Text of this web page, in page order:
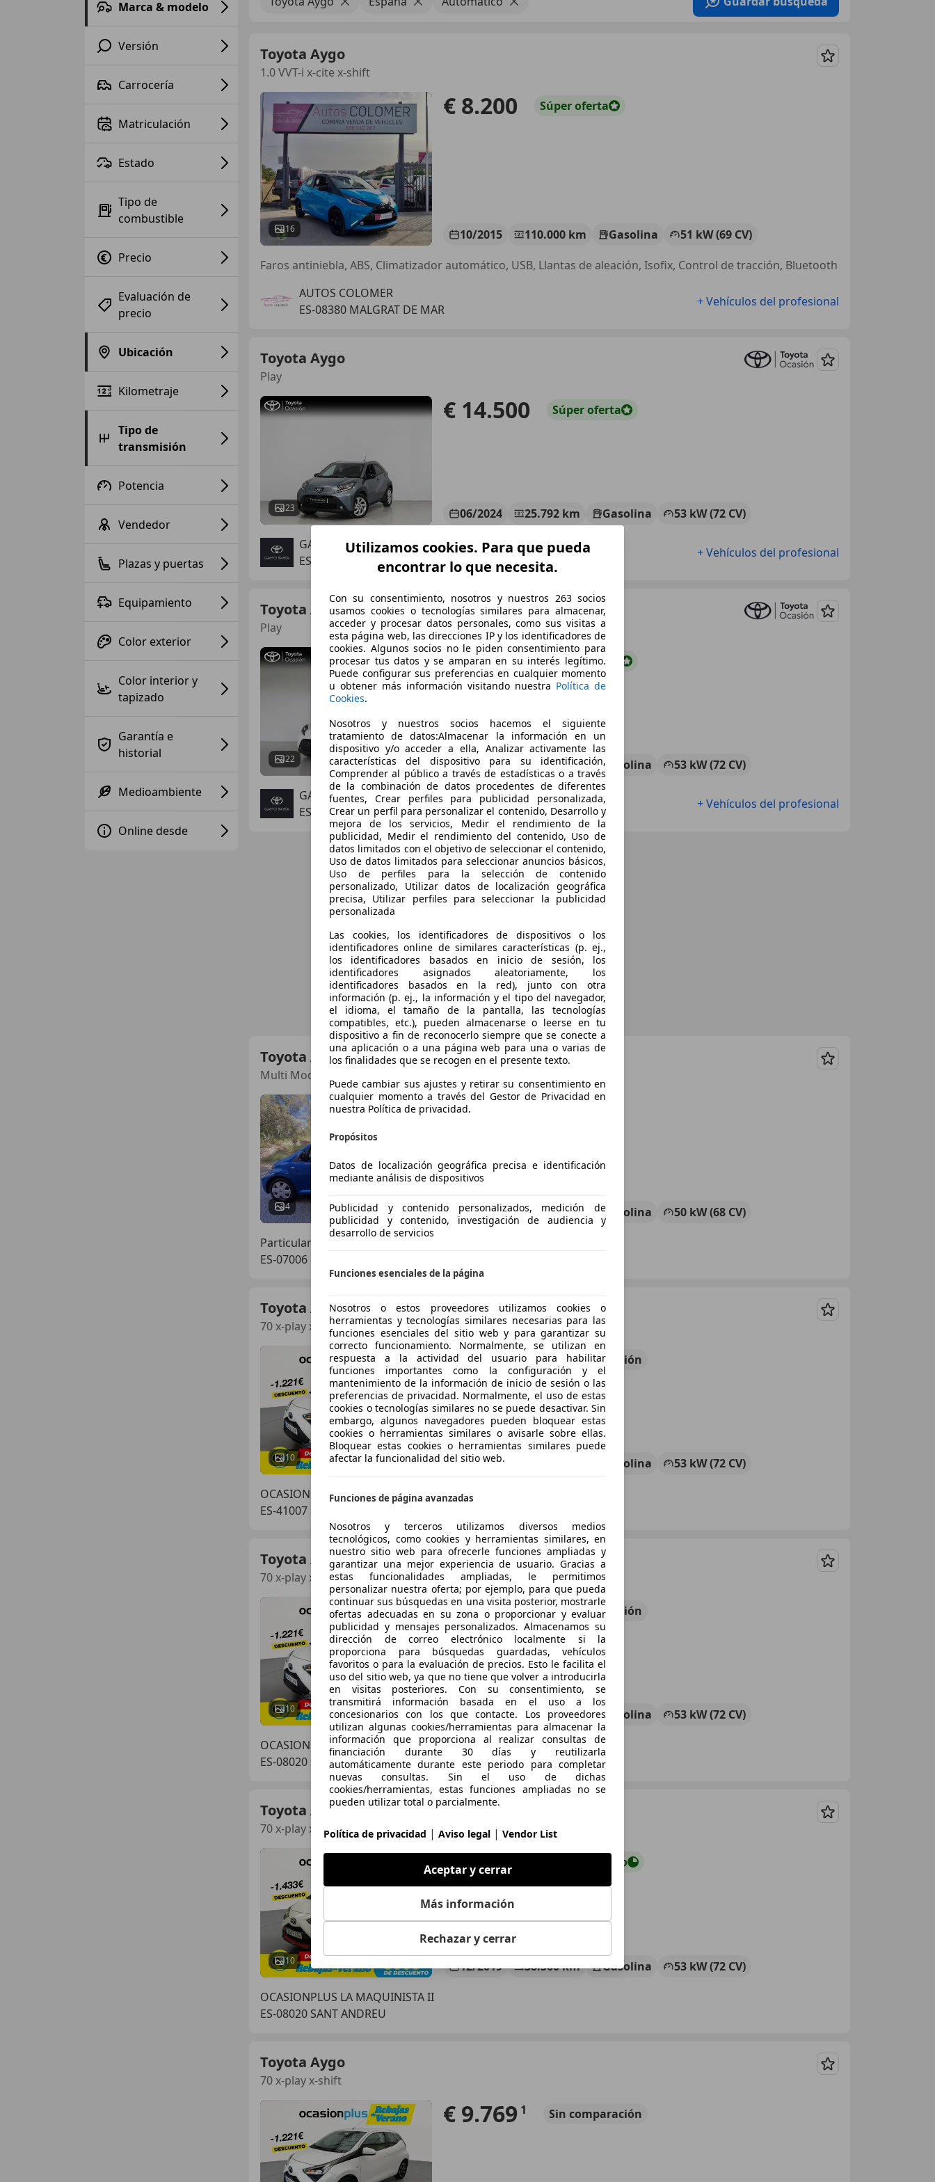
Marca & modelo
Versión
Carrocería
Matriculación
Estado
Tipo de
combustible
Precio
Evaluación de
precio
Ubicación
Kilometraje
Tipo de
transmisión
Potencia
Vendedor
Plazas y puertas
Equipamiento
Color exterior
Color interior y
tapizado
Garantía e
historial
Medioambiente
Online desde
Toyota Aygo
1.0 VVT-i x-cite x-shift
Guardar
16
€ 8.200 Súperoferta
10/2015 110.000 km Gasolina
51 kW (69 CV)
Faros antiniebla, ABS, Climatizador automático, USB, Llantas de aleación, Isofix, Control de tracción, Bluetooth
AUTOS COLOMER
ES-08380 MALGRAT DE MAR
+ Vehículos del profesional
Toyota Aygo
Play
Guardar
23
€ 14.500 Súperoferta
06/2024 25.792 km Gasolina
53 kW (72 CV)
GAMO BAHIA
ES-11510 PUERTO REAL
+ Vehículos del profesional
Toyota Aygo
Play
Guardar
22
€ 14.500 Súperoferta
06/2024 28.604 km Gasolina
53 kW (72 CV)
GAMO BAHIA
ES-11510 PUERTO REAL
+ Vehículos del profesional
Toyota Aygo
Multi Mode Edition
Guardar
4
€ 7.200
01/2011 65.000 km Gasolina
50 kW (68 CV)
Particular
ES-07006 Palma De Mallorca
Toyota Aygo
70 x-play x-shift
Guardar
10
€ 9.769 1 Sin comparación
06/2020 Gasolina
53 kW (72 CV)
OCASIONPLUS SEVILLA CENTRO II
ES-41007 Sevilla
Toyota Aygo
70 x-play x-shift
Guardar
10
€ 9.7691 Sin comparación
06/2020 61.292 km Gasolina
53 kW (72 CV)
OCASIONPLUS LA MAQUINISTA II
ES-08020 SANT ANDREU
Toyota Aygo
70 x-play x-shift
Guardar
10
€ 11.467 precio
12/2019 38.560 km Gasolina
53 kW (72 CV)
OCASIONPLUS LA MAQUINISTA II
ES-08020 SANT ANDREU
Toyota Aygo
70 x-play x-shift
Guardar
€ 9.769 1 Sin comparación
Utilizamos cookies. Para que pueda
encontrar lo que necesita.
Con su consentimiento, nosotros y nuestros 263 socios
usamos cookies o tecnologías similares para almacenar,
acceder y procesar datos personales, como sus visitas a
esta página web, las direcciones IP y los identificadores de
cookies. Algunos socios no le piden consentimiento para
procesar tus datos y se amparan en su interés legítimo.
Puede configurar sus preferencias en cualquier momento
u obtener más información visitando nuestra Política de
Cookies.
Nosotros y nuestros socios hacemos el siguiente
tratamiento de datos:Almacenar la información en un
dispositivo y/o acceder a ella, Analizar activamente las
características del dispositivo para su identificación,
Comprender al público a través de estadísticas o a través
de la combinación de datos procedentes de diferentes
fuentes, Crear perfiles para publicidad personalizada,
Crear un perfil para personalizar el contenido, Desarrollo y
mejora de los servicios, Medir el rendimiento de la
publicidad, Medir el rendimiento del contenido, Uso de
datos limitados con el objetivo de seleccionar el contenido,
Uso de datos limitados para seleccionar anuncios básicos,
Uso de perfiles para la selección de contenido
personalizado, Utilizar datos de localización geográfica
precisa, Utilizar perfiles para seleccionar la publicidad
personalizada
Las cookies, los identificadores de dispositivos o los
identificadores online de similares características (p. ej.,
los identificadores basados en inicio de sesión, los
identificadores asignados aleatoriamente, los
identificadores basados en la red), junto con otra
información (p. ej., la información y el tipo del navegador,
el idioma, el tamaño de la pantalla, las tecnologías
compatibles, etc.), pueden almacenarse o leerse en tu
dispositivo a fin de reconocerlo siempre que se conecte a
una aplicación o a una página web para una o varias de
los finalidades que se recogen en el presente texto.
Puede cambiar sus ajustes y retirar su consentimiento en
cualquier momento a través del Gestor de Privacidad en
nuestra Política de privacidad.
Propósitos
Datos de localización geográfica precisa e identificación
mediante análisis de dispositivos
Publicidad y contenido personalizados, medición de
publicidad y contenido, investigación de audiencia y
desarrollo de servicios
Funciones esenciales de la página
Nosotros o estos proveedores utilizamos cookies o
herramientas y tecnologías similares necesarias para las
funciones esenciales del sitio web y para garantizar su
correcto funcionamiento. Normalmente, se utilizan en
respuesta a la actividad del usuario para habilitar
funciones importantes como la configuración y el
mantenimiento de la información de inicio de sesión o las
preferencias de privacidad. Normalmente, el uso de estas
cookies o tecnologías similares no se puede desactivar. Sin
embargo, algunos navegadores pueden bloquear estas
cookies o herramientas similares o avisarle sobre ellas.
Bloquear estas cookies o herramientas similares puede
afectar la funcionalidad del sitio web.
Funciones de página avanzadas
Nosotros y terceros utilizamos diversos medios
tecnológicos, como cookies y herramientas similares, en
nuestro sitio web para ofrecerle funciones ampliadas y
garantizar una mejor experiencia de usuario. Gracias a
estas funcionalidades ampliadas, le permitimos
personalizar nuestra oferta; por ejemplo, para que pueda
continuar sus búsquedas en una visita posterior, mostrarle
ofertas adecuadas en su zona o proporcionar y evaluar
publicidad y mensajes personalizados. Almacenamos su
dirección de correo electrónico localmente si la
proporciona para búsquedas guardadas, vehículos
favoritos o para la evaluación de precios. Esto le facilita el
uso del sitio web, ya que no tiene que volver a introducirla
en visitas posteriores. Con su consentimiento, se
transmitirá información basada en el uso a los
concesionarios con los que contacte. Los proveedores
utilizan algunas cookies/herramientas para almacenar la
información que proporciona al realizar consultas de
financiación durante 30 días y reutilizarla
automáticamente durante este periodo para completar
nuevas consultas. Sin el uso de dichas
cookies/herramientas, estas funciones ampliadas no se
pueden utilizar total o parcialmente.
Política de privacidad | Aviso legal | Vendor List
Aceptar y cerrar
Más información
Rechazar y cerrar